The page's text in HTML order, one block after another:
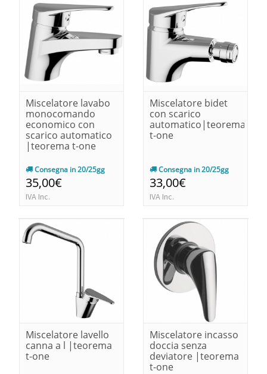
Miscelatore lavabo
monocomando
economico con
scarico automatico
|teorema t-one
Consegna in 20/25gg
35,00€
IVA Inc.
Miscelatore bidet
con scarico
automatico|teorema
t-one
Consegna in 20/25gg
33,00€
IVA Inc.
Miscelatore lavello
canna a l |teorema
t-one
Miscelatore incasso
doccia senza
deviatore |teorema
t-one